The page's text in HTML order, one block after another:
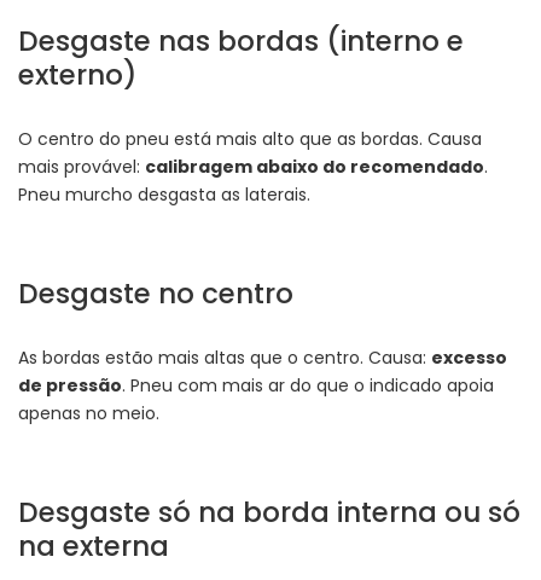
Desgaste nas bordas (interno e
externo)
O centro do pneu está mais alto que as bordas. Causa
mais provável: calibragem abaixo do recomendado.
Pneu murcho desgasta as laterais.
Desgaste no centro
As bordas estão mais altas que o centro. Causa: excesso
de pressão. Pneu com mais ar do que o indicado apoia
apenas no meio.
Desgaste só na borda interna ou só
na externa